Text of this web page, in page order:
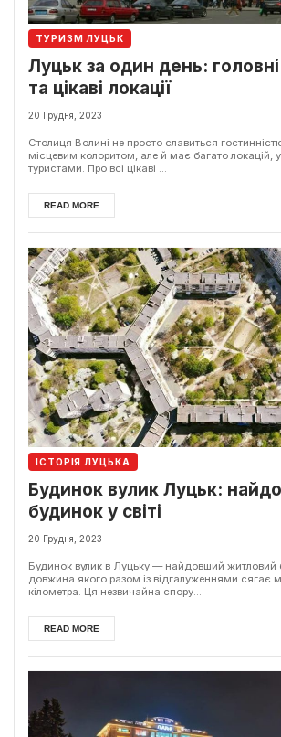
ТУРИЗМ ЛУЦЬК
Луцьк за один день:
та цікаві локації
20 Грудня, 2023
Столиця Волині не просто славиться
місцевим колоритом, але й має багато локацій,
туристами. Про всі цікаві ...
READ MORE
ІСТОРІЯ ЛУЦЬКА
Будинок вулик Луцьк:
будинок у світі
20 Грудня, 2023
Будинок вулик в Луцьку — найдовший житловий
довжина якого разом із відгалуженнями сягає
кілометра. Ця незвичайна спору...
READ MORE